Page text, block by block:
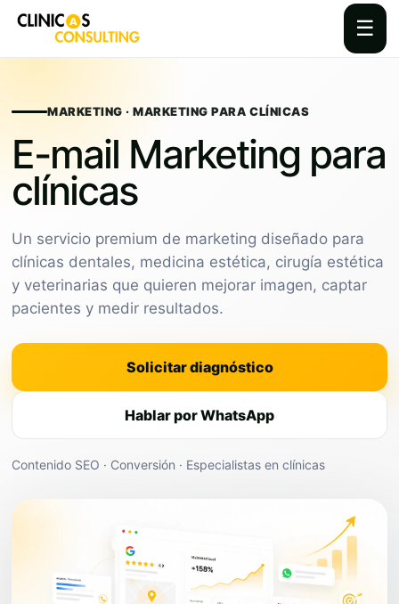
☰
contentMARKETING · MARKETING PARA CLÍNICAS
E-mail Marketing para
clínicas
Un servicio premium de marketing diseñado para
clínicas dentales, medicina estética, cirugía estética
y veterinarias que quieren mejorar imagen, captar
pacientes y medir resultados.
Solicitar diagnóstico
Hablar por WhatsApp
Contenido SEO · Conversión · Especialistas en clínicas